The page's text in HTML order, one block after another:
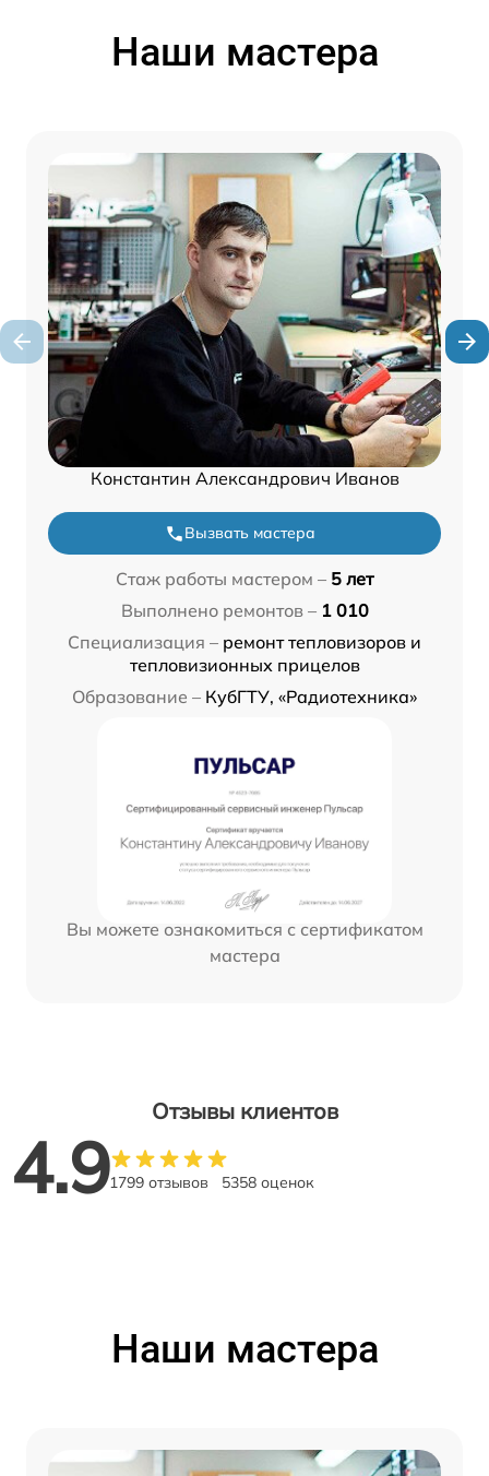
Наши мастера
Константин Александрович Иванов
Вызвать мастера
Стаж работы мастером – 5 лет
Выполнено ремонтов – 1 010
Специализация – ремонт тепловизоров и
тепловизионных прицелов
Образование – КубГТУ, «Радиотехника»
Вы можете ознакомиться с сертификатом
мастера
Отзывы клиентов
4.91799 отзывов 5358 оценок
Наши мастера